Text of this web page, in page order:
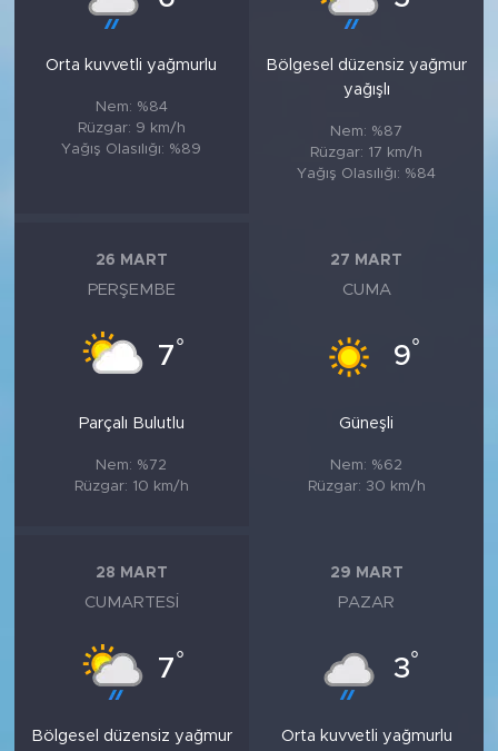
Orta kuvvetli yağmurlu
Nem: %84
Rüzgar: 9 km/h
Yağış Olasılığı: %89
Bölgesel düzensiz yağmur
yağışlı
Nem: %87
Rüzgar: 17 km/h
Yağış Olasılığı: %84
26 MART
PERŞEMBE
7°
Parçalı Bulutlu
Nem: %72
Rüzgar: 10 km/h
27 MART
CUMA
9°
Güneşli
Nem: %62
Rüzgar: 30 km/h
28 MART
CUMARTESI
7°
Bölgesel düzensiz yağmur
29 MART
PAZAR
3°
Orta kuvvetli yağmurlu